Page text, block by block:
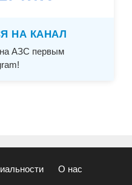
НА КАНАЛ
АЗС первым
О нас